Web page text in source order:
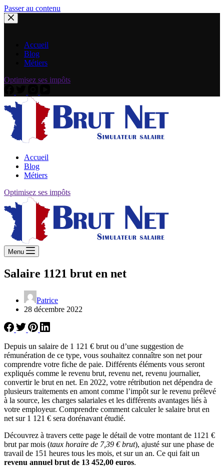
Passer au contenu
Accueil
Blog
Métiers
Optimisez ses impôts
Accueil
Blog
Métiers
Optimisez ses impôts
Menu
Salaire 1121 brut en net
Patrice
28 décembre 2022
Depuis un salaire de 1 121 € brut ou d’une suggestion de
rémunération de ce type, vous souhaitez connaître son net pour
comprendre votre fiche de paie. Différents éléments vous seront
expliqués comme le revenu brut, revenu net, revenu journalier,
convertir le brut en net. En 2022, votre rétribution net dépendra de
plusieurs traitements en amont comme l’impôt sur le revenu prélevé
à la source, les charges salariales et les différents avantages liés à
votre employeur. Comprendre comment calculer le salaire brut en
net sur 1 121 € sera dorénavant étudié.
Découvrez à travers cette page le détail de votre montant de 1121 €
brut par mois (taux horaire de 7,39 € brut), ajusté sur une phase de
travail de 151 heures tous les mois, et sur un an. Ce qui fait un
revenu annuel brut de 13 452,00 euros.